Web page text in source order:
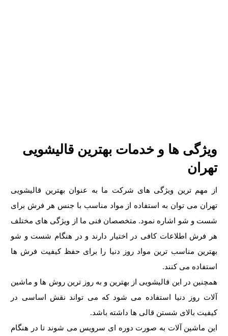
ویژگی ها و خدمات بهترین قالیشویی
تهران
از مهم ترین ویژگی های شرکت ما به عنوان بهترین قالیشویی
تهران می توان به استفاده از مواد مناسب با جنس هر فرش برای
شست و شو اشاره نمود. متخصصان فنی ما از ویژگی های مختلف
هر فرش اطلاعات کافی در اختیار دارند و در هنگام شست و شو
بهترین مناسب ترین مواد روز دنیا را برای حفظ کیفیت فرش ها
استفاده می کنند.
همچنین در این قالیشویی از بهترین و به روز ترین روش ها و ماشین
آلات روز دنیا استفاده می شود که می تواند نقش اساسی در
کیفیت بالای شستن قالی ها داشته باشد.
این ماشین آلات به صورت دوره ای سرویس می شوند تا در هنگام